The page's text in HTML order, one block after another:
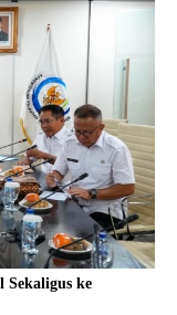
Sekaligus ke